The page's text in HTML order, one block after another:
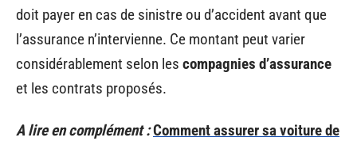
doit payer en cas de sinistre ou d’accident avant que
l’assurance n’intervienne. Ce montant peut varier
considérablement selon les compagnies d’assurance
et les contrats proposés.
A lire en complément :Comment assurer sa voiture de